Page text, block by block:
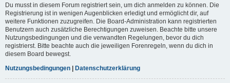
Du musst in diesem Forum registriert sein, um dich anmelden zu können. Die
Registrierung ist in wenigen Augenblicken erledigt und ermöglicht dir, auf
weitere Funktionen zuzugreifen. Die Board-Administration kann registrierten
Benutzern auch zusätzliche Berechtigungen zuweisen. Beachte bitte unsere
Nutzungsbedingungen und die verwandten Regelungen, bevor du dich
registrierst. Bitte beachte auch die jeweiligen Forenregeln, wenn du dich in
diesem Board bewegst.
Nutzungsbedingungen | Datenschutzerklärung